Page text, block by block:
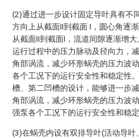
(2)通过进一步设计固定导叶具有不
方向上从截面II到截面 I，圆心角逐
从截面II到截面I，流道间隙逐渐增
运行过程中的压力脉动及径向力，
角部涡流，减少环形蜗壳的压力波
各个工况下的运行安全性和稳定性
槽、第二凹槽的设计，能够进一步
角部涡流，减少环形蜗壳的压力波
强泵各个工况下的运行安全性和稳定
(3)在蜗壳内设有双排导叶(活动导